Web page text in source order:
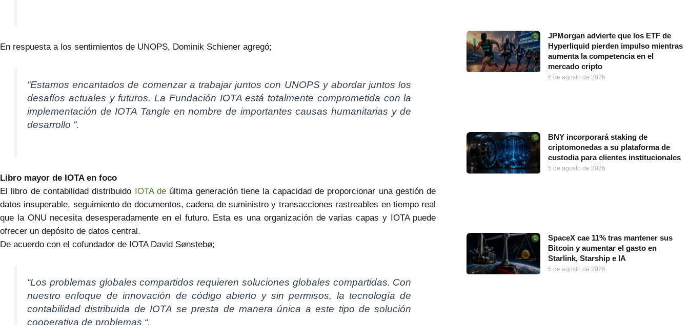
En respuesta a los sentimientos de UNOPS, Dominik Schiener agregó;
“Estamos encantados de comenzar a trabajar juntos con UNOPS y abordar juntos los
desafíos actuales y futuros. La Fundación IOTA está totalmente comprometida con la
implementación de IOTA Tangle en nombre de importantes causas humanitarias y de
desarrollo “.
Libro mayor de IOTA en foco
El libro de contabilidad distribuido IOTA de última generación tiene la capacidad de proporcionar una gestión de
datos insuperable, seguimiento de documentos, cadena de suministro y transacciones rastreables en tiempo real
que la ONU necesita desesperadamente en el futuro. Esta es una organización de varias capas y IOTA puede
ofrecer un depósito de datos central.
De acuerdo con el cofundador de IOTA David Sønstebø;
“Los problemas globales compartidos requieren soluciones globales compartidas. Con
nuestro enfoque de innovación de código abierto y sin permisos, la tecnología de
contabilidad distribuida de IOTA se presta de manera única a este tipo de solución
cooperativa de problemas “.
JPMorgan advierte que los ETF de
Hyperliquid pierden impulso mientras
aumenta la competencia en el
mercado cripto
6 de agosto de 2026
BNY incorporará staking de
criptomonedas a su plataforma de
custodia para clientes institucionales
5 de agosto de 2026
SpaceX cae 11% tras mantener sus
Bitcoin y aumentar el gasto en
Starlink, Starship e IA
5 de agosto de 2026